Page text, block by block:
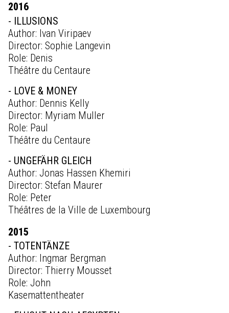
2016
- ILLUSIONS
Author: Ivan Viripaev
Director: Sophie Langevin
Role: Denis
Théâtre du Centaure
- LOVE & MONEY
Author: Dennis Kelly
Director: Myriam Muller
Role: Paul
Théâtre du Centaure
- UNGEFÄHR GLEICH
Author: Jonas Hassen Khemiri
Director: Stefan Maurer
Role: Peter
Théâtres de la Ville de Luxembourg
2015
- TOTENTÄNZE
Author: Ingmar Bergman
Director: Thierry Mousset
Role: John
Kasemattentheater